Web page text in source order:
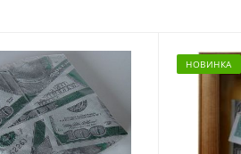
НОВИНКА